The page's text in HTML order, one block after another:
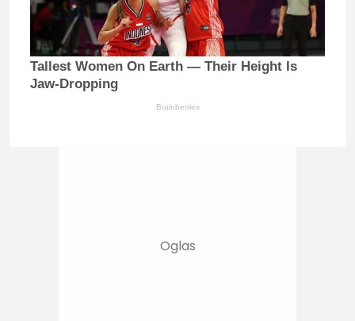
Tallest Women On Earth — Their Height Is
Jaw-Dropping
Brainberries